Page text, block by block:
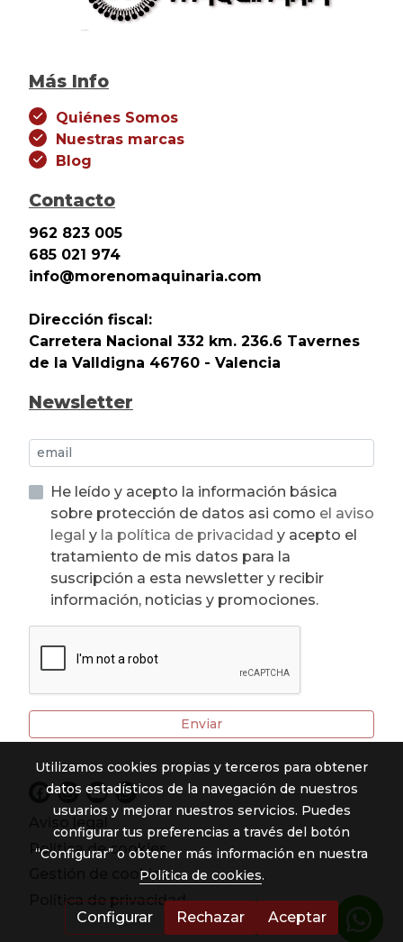
Más Info
Quiénes Somos
Nuestras marcas
Blog
Contacto
962 823 005
685 021 974
info@morenomaquinaria.com
Dirección fiscal:
Carretera Nacional 332 km. 236.6 Tavernes
de la Valldigna 46760 - Valencia
Newsletter
He leído y acepto la información básica
sobre protección de datos asi como el aviso
legal y la política de privacidad y acepto el
tratamiento de mis datos para la
suscripción a esta newsletter y recibir
información, noticias y promociones.
Enviar
Aviso legal
Política de cookies
Gestión de cookies
Política de privacidad
Utilizamos cookies propias y terceros para obtener
datos estadísticos de la navegación de nuestros
usuarios y mejorar nuestros servicios. Puedes
configurar tus preferencias a través del botón
“Configurar” o obtener más información en nuestra
Política de cookies.
Configurar Rechazar Aceptar